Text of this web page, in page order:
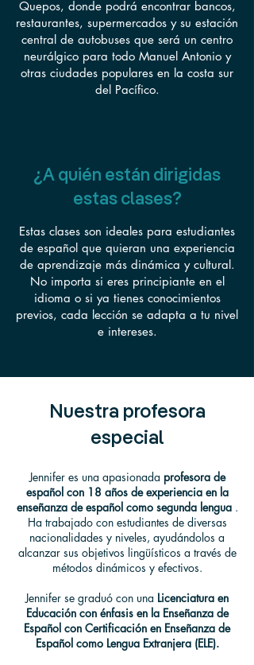
Quepos, donde podrá encontrar bancos,
restaurantes, supermercados y su estación
central de autobuses que será un centro
neurálgico para todo Manuel Antonio y
otras ciudades populares en la costa sur
del Pacífico.
¿A quién están dirigidas
estas clases?
Estas clases son ideales para estudiantes
de español que quieran una experiencia
de aprendizaje más dinámica y cultural.
No importa si eres principiante en el
idioma o si ya tienes conocimientos
previos, cada lección se adapta a tu nivel
e intereses.
Nuestra profesora
especial
Jennifer es una apasionada profesora de
español con 18 años de experiencia en la
enseñanza de español como segunda lengua.
Ha trabajado con estudiantes de diversas
nacionalidades y niveles, ayudándolos a
alcanzar sus objetivos lingüísticos a través de
métodos dinámicos y efectivos.
Jennifer se graduó con una Licenciatura en
Educación con énfasis en la Enseñanza de
Español con Certificación en Enseñanza de
Español como Lengua Extranjera (ELE).